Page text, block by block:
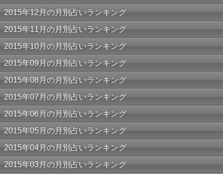
2015年12月の月別占いランキング
2015年11月の月別占いランキング
2015年10月の月別占いランキング
2015年09月の月別占いランキング
2015年08月の月別占いランキング
2015年07月の月別占いランキング
2015年06月の月別占いランキング
2015年05月の月別占いランキング
2015年04月の月別占いランキング
2015年03月の月別占いランキング